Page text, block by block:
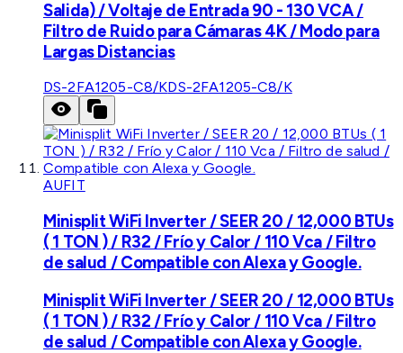
Salida) / Voltaje de Entrada 90 - 130 VCA /
Filtro de Ruido para Cámaras 4K / Modo para
Largas Distancias
DS-2FA1205-C8/KDS-2FA1205-C8/K
AUFIT
Minisplit WiFi Inverter / SEER 20 / 12,000 BTUs
( 1 TON ) / R32 / Frío y Calor / 110 Vca / Filtro
de salud / Compatible con Alexa y Google.
Minisplit WiFi Inverter / SEER 20 / 12,000 BTUs
( 1 TON ) / R32 / Frío y Calor / 110 Vca / Filtro
de salud / Compatible con Alexa y Google.